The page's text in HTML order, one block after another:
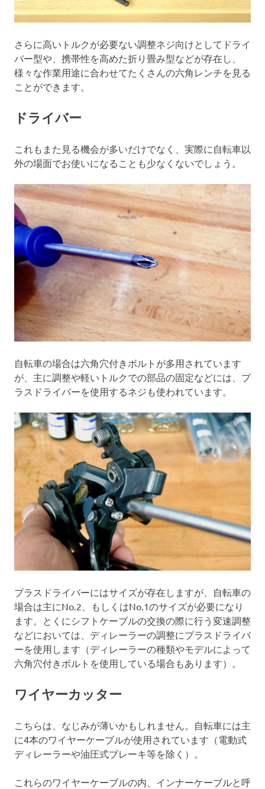
さらに高いトルクが必要ない調整ネジ向けとしてドライ
バー型や、携帯性を高めた折り畳み型などが存在し、
様々な作業用途に合わせてたくさんの六角レンチを見る
ことができます。
ドライバー
これもまた見る機会が多いだけでなく、実際に自転車以
外の場面でお使いになることも少なくないでしょう。
自転車の場合は六角穴付きボルトが多用されています
が、主に調整や軽いトルクでの部品の固定などには、プ
ラスドライバーを使用するネジも使われています。
プラスドライバーにはサイズが存在しますが、自転車の
場合は主にNo.2、もしくはNo.1のサイズが必要になり
ます。とくにシフトケーブルの交換の際に行う変速調整
などにおいては、ディレーラーの調整にプラスドライバ
ーを使用します（ディレーラーの種類やモデルによって
六角穴付きボルトを使用している場合もあります）。
ワイヤーカッター
こちらは、なじみが薄いかもしれません。自転車には主
に4本のワイヤーケーブルが使用されています（電動式
ディレーラーや油圧式ブレーキ等を除く）。
これらのワイヤーケーブルの内、インナーケーブルと呼